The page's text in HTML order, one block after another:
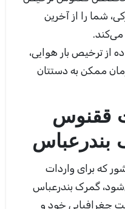
شما را از آخرین
می‌کند.
از ترخیص بار هوایی،
ممکن به دستتان
ققنوس
بندرعباس
که برای واردات
گمرک بندرعباس
جغرافیایی خود و